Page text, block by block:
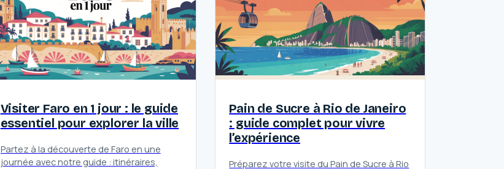
Visiter Faro en 1 jour : le guide
essentiel pour explorer la ville
Partez à la découverte de Faro en une
journée avec notre guide : itinéraires,
Pain de Sucre à Rio de Janeiro
: guide complet pour vivre
l’expérience
Préparez votre visite du Pain de Sucre à Rio